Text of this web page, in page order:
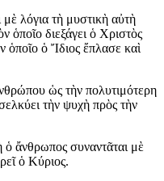
λόγια τὴ μυστικὴ αὐτὴ
ὁποῖο διεξάγει ὁ Χριστὸς
ὁποῖο ὁ Ἴδιος ἔπλασε καὶ
ὡς τὴν πολυτιμότερη
τὴν ψυχὴ πρὸς τὴν
ἄνθρωπος συναντᾶται μὲ
ὁ Κύριος.